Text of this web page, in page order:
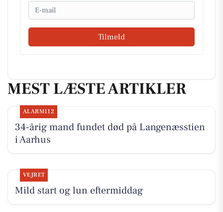
Email
Tilmeld
MEST LÆSTE ARTIKLER
ALARM112
34-årig mand fundet død på Langenæsstien
i Aarhus
VEJRET
Mild start og lun eftermiddag